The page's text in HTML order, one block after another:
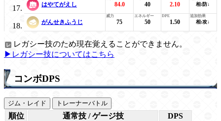
はやてがえし 84.0 40 2.10 相:防↓
がんせきふうじ 75 50 1.50 相:攻↓
レガシー技のため現在覚えることができません。
▶レガシー技についてはこちら
コンボDPS
ジム・レイド トレーナーバトル
順位 通常技 / ゲージ技
DPS